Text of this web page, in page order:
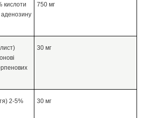
кислоти
750 мг
30 мг
2-5%
30 мг